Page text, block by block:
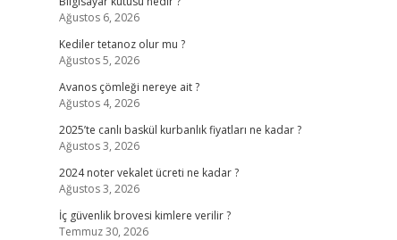
Ağustos 6, 2026
Kediler tetanoz olur mu ?
Ağustos 5, 2026
Avanos çömleği nereye ait ?
Ağustos 4, 2026
2025’te canlı baskül kurbanlık fiyatları ne kadar ?
Ağustos 3, 2026
2024 noter vekalet ücreti ne kadar ?
Ağustos 3, 2026
İç güvenlik brovesi kimlere verilir ?
Temmuz 30, 2026